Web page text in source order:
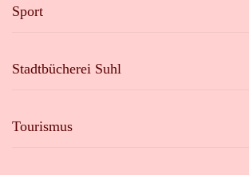
Sport
Stadtbücherei Suhl
Tourismus